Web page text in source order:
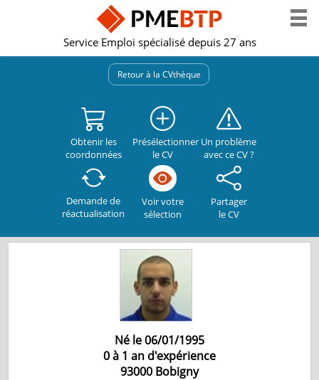
Service Emploi spécialisé depuis 27 ans
Retour à la CVthèque
Obtenir les
coordonnées
Présélectionner
le CV
Un problème
avec ce CV ?
Demande de
réactualisation
Voir votre
sélection
Partager
le CV
Né le 06/01/1995
0 à 1 an d'expérience
93000 Bobigny